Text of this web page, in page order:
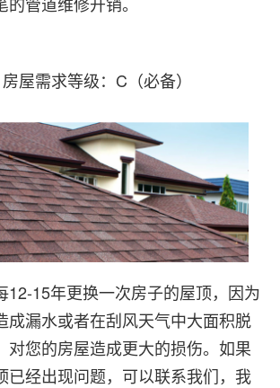
房屋需求等级：C（必备）
12-15年更换一次房子的屋顶，因为
成漏水或者在刮风天气中大面积脱
对您的房屋造成更大的损伤。如果
已经出现问题，可以联系我们，我